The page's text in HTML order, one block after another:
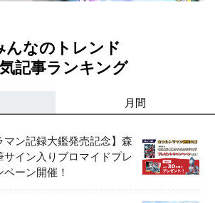
んなのトレンド
記事ランキング
月間
マン記録大鑑発売記念】森
サイン入りブロマイドプレ
ーン開催！